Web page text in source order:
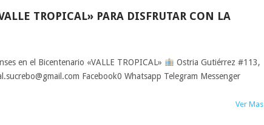
TROPICAL» PARA DISFRUTAR CON LA
en el Bicentenario «VALLE TROPICAL»
Ostria Gutiérrez #113,
Facebook0 Whatsapp Telegram Messenger
Ver Mas